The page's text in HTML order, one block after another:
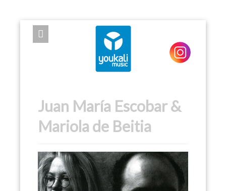
EXPOSE FRAMEWORK FOR JOOMLA 2.5 AND 3.0+
Juan María Escobar &
Mariola de Beitia